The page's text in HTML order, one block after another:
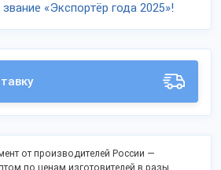
«Экспортёр года 2025»!
от производителей России —
по ценам изготовителей в разы